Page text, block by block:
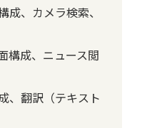
、カメラ検索、
構成、ニュース閲
、翻訳（テキスト